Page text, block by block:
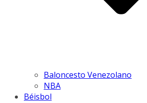
Baloncesto Venezolano
NBA
Béisbol